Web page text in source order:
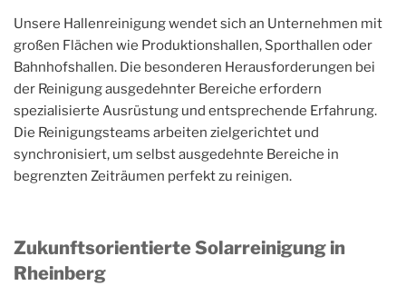
Unsere Hallenreinigung wendet sich an Unternehmen mit
großen Flächen wie Produktionshallen, Sporthallen oder
Bahnhofshallen. Die besonderen Herausforderungen bei
der Reinigung ausgedehnter Bereiche erfordern
spezialisierte Ausrüstung und entsprechende Erfahrung.
Die Reinigungsteams arbeiten zielgerichtet und
synchronisiert, um selbst ausgedehnte Bereiche in
begrenzten Zeiträumen perfekt zu reinigen.
Zukunftsorientierte Solarreinigung in
Rheinberg